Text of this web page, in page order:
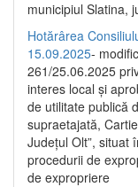
municipiul Slatina,
Hotărârea
15.09.2025-
261/25.06.2025
interes local și
de utilitate publică
supraetajată,
Județul Olt”, situat
procedurii de
de expropriere